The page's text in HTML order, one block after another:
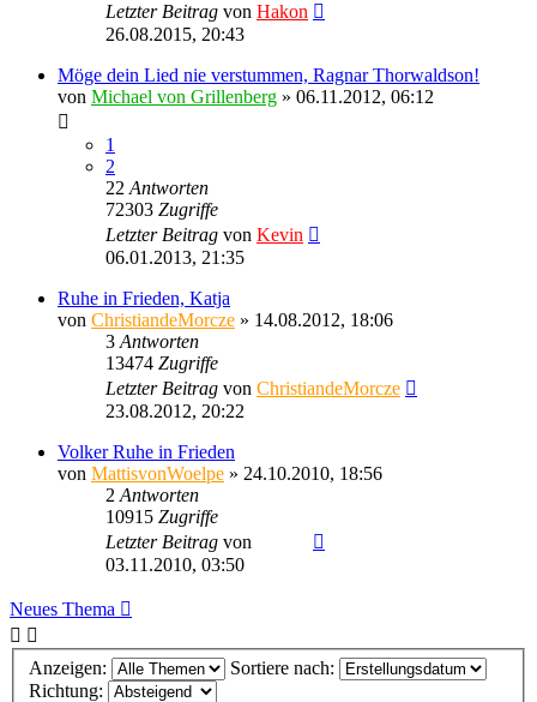
Letzter Beitrag von Hakon
26.08.2015, 20:43
Möge dein Lied nie verstummen, Ragnar Thorwaldson!
von Michael von Grillenberg » 06.11.2012, 06:12
1
2
22Antworten
72303 Zugriffe
Letzter Beitrag von Kevin
06.01.2013, 21:35
Ruhe in Frieden, Katja
von ChristiandeMorcze » 14.08.2012, 18:06
3Antworten
13474 Zugriffe
Letzter Beitrag von ChristiandeMorcze
23.08.2012, 20:22
Volker Ruhe in Frieden
von MattisvonWoelpe » 24.10.2010, 18:56
2Antworten
10915 Zugriffe
Letzter Beitrag von
03.11.2010, 03:50
Neues Thema
Anzeigen:
Sortiere nach:
Richtung: